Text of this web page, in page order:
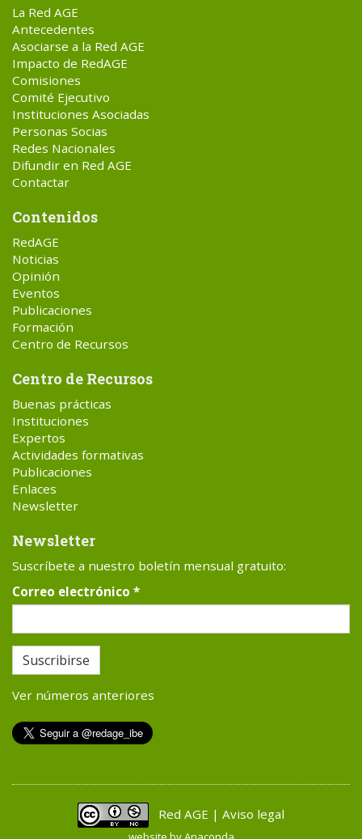
La Red AGE
Antecedentes
Asociarse a la Red AGE
Impacto de RedAGE
Comisiones
Comité Ejecutivo
Instituciones Asociadas
Personas Socias
Redes Nacionales
Difundir en Red AGE
Contactar
Contenidos
RedAGE
Noticias
Opinión
Eventos
Publicaciones
Formación
Centro de Recursos
Centro de Recursos
Buenas prácticas
Instituciones
Expertos
Actividades formativas
Publicaciones
Enlaces
Newsletter
Newsletter
Suscríbete a nuestro boletín mensual gratuito:
Correo electrónico *
Suscribirse
Ver números anteriores
Red AGE | Aviso legal